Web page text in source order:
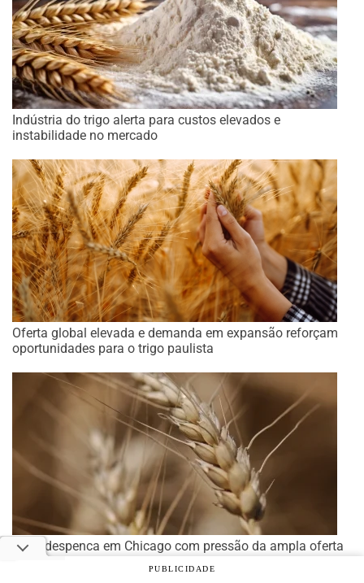
Indústria do trigo alerta para custos elevados e
instabilidade no mercado
Oferta global elevada e demanda em expansão reforçam
oportunidades para o trigo paulista
Trigo despenca em Chicago com pressão da ampla oferta
global e demanda enfraquecida
PUBLICIDADE